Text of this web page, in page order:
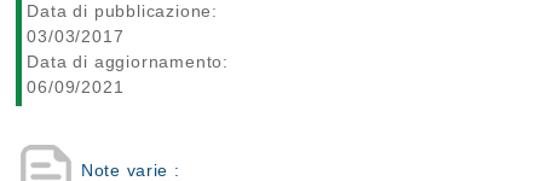
Data di pubblicazione:
03/03/2017
Data di aggiornamento:
06/09/2021
Note varie :